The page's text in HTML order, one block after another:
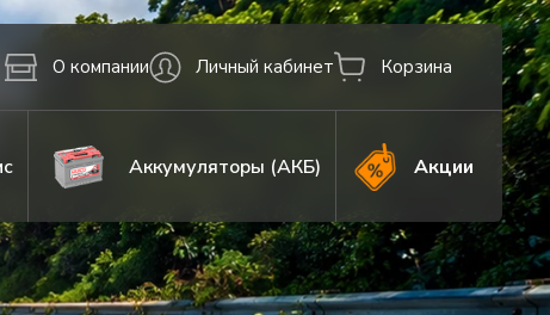
О компании Личный кабинет Корзина
Аккумуляторы (АКБ) Акции